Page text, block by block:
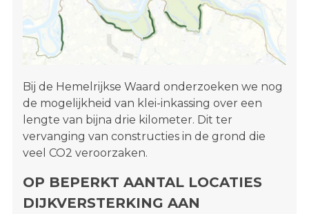
Bij de Hemelrijkse Waard onderzoeken we nog
de mogelijkheid van klei-inkassing over een
lengte van bijna drie kilometer. Dit ter
vervanging van constructies in de grond die
veel CO2 veroorzaken.
OP BEPERKT AANTAL LOCATIES
DIJKVERSTERKING AAN